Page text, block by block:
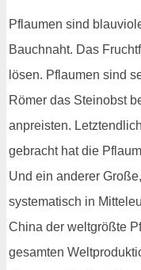
Pflaumen sind
Bauchnaht. Das
lösen. Pflaumen sind
Römer das Steinobst
anpreisten.
gebracht hat die
Und ein anderer
systematisch in
China der weltgrößte
gesamten